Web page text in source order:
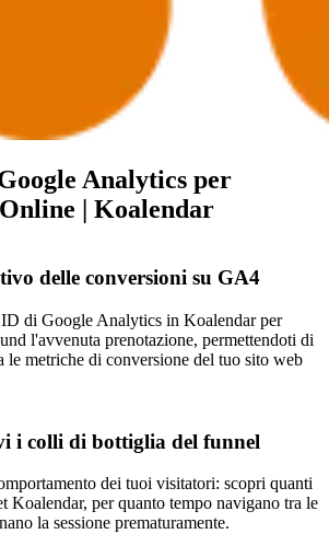
Analytics per
| Koalendar
delle conversioni su GA4
di Google Analytics in Koalendar per
l'avvenuta prenotazione, permettendoti di
le metriche di conversione del tuo sito web
i colli di bottiglia del funnel
dei tuoi visitatori: scopri quanti
Koalendar, per quanto tempo navigano tra le
la sessione prematuramente.